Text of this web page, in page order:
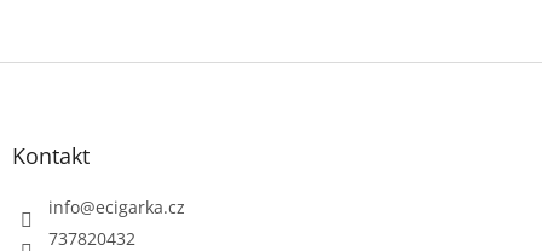
Kontakt
info@ecigarka.cz
737820432